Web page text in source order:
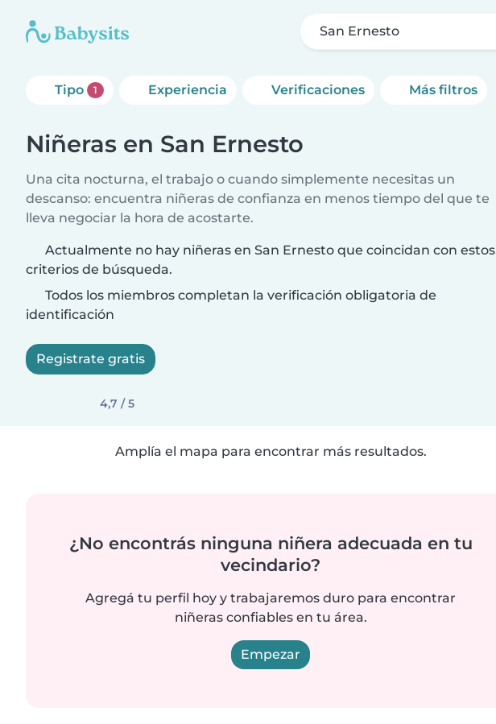
San Ernesto
Tipo 1 Experiencia Verificaciones Más filtros
Niñeras en San Ernesto
Una cita nocturna, el trabajo o cuando simplemente necesitas un
descanso: encuentra niñeras de confianza en menos tiempo del que te
lleva negociar la hora de acostarte.
Actualmente no hay niñeras en San Ernesto que coincidan con estos
criterios de búsqueda.
Todos los miembros completan la verificación obligatoria de
identificación
Registrate gratis
4,7 / 5
Amplía el mapa para encontrar más resultados.
¿No encontrás ninguna niñera adecuada en tu
vecindario?
Agregá tu perfil hoy y trabajaremos duro para encontrar
niñeras confiables en tu área.
Empezar